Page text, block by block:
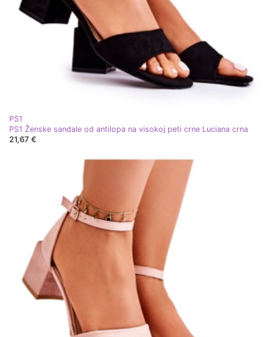
PS1
PS1 Ženske sandale od antilopa na visokoj peti crne Luciana crna
21,67 €